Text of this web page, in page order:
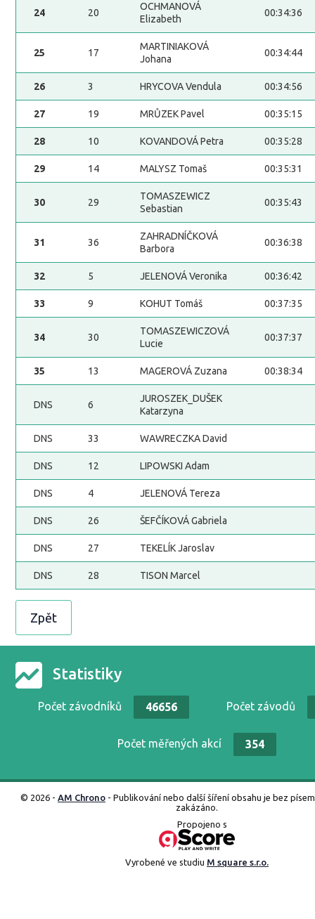
24 20
OCHMANOVÁ
Elizabeth
00:34:36
25 17
MARTINIAKOVÁ
Johana
00:34:44
26 3 HRYCOVA Vendula 00:34:56
27 19 MRŮZEK Pavel 00:35:15
28 10 KOVANDOVÁ Petra 00:35:28
29 14 MALYSZ Tomaš 00:35:31
30 29
TOMASZEWICZ
Sebastian
00:35:43
31 36
ZAHRADNÍČKOVÁ
Barbora
00:36:38
32 5 JELENOVÁ Veronika 00:36:42
33 9 KOHUT Tomáš 00:37:35
34 30
TOMASZEWICZOVÁ
Lucie
00:37:37
35 13 MAGEROVÁ Zuzana 00:38:34
DNS 6
JUROSZEK_DUŠEK
Katarzyna
DNS 33 WAWRECZKA David
DNS 12 LIPOWSKI Adam
DNS 4 JELENOVÁ Tereza
DNS 26 ŠEFČÍKOVÁ Gabriela
DNS 27 TEKELÍK Jaroslav
DNS 28 TISON Marcel
Zpět
Statistiky
Počet závodníků 46656 Počet závodů
Počet měřených akcí 354
© 2026 - AM Chrono - Publikování nebo další šíření obsahu je bez
zakázáno.
Propojeno s
Vyrobené ve studiu M square s.r.o.